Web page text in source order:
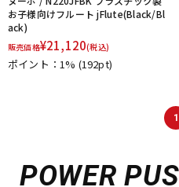
お子様向けフルート jFlute(Black/Bl
ack)
販売価格¥21,120(税込)
ポイント：1% (192pt)
1
POWER